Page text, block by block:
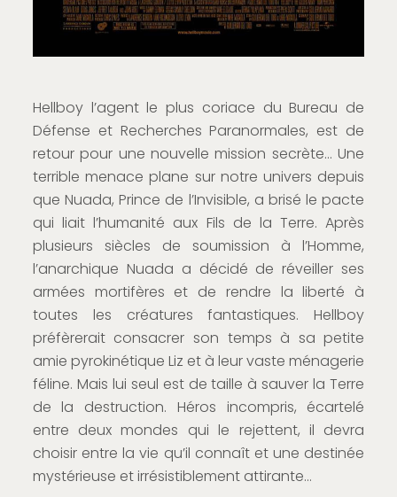
Hellboy l’agent le plus coriace du Bureau de
Défense et Recherches Paranormales, est de
retour pour une nouvelle mission secrète… Une
terrible menace plane sur notre univers depuis
que Nuada, Prince de l’Invisible, a brisé le pacte
qui liait l’humanité aux Fils de la Terre. Après
plusieurs siècles de soumission à l’Homme,
l’anarchique Nuada a décidé de réveiller ses
armées mortifères et de rendre la liberté à
toutes les créatures fantastiques. Hellboy
préfèrerait consacrer son temps à sa petite
amie pyrokinétique Liz et à leur vaste ménagerie
féline. Mais lui seul est de taille à sauver la Terre
de la destruction. Héros incompris, écartelé
entre deux mondes qui le rejettent, il devra
choisir entre la vie qu’il connaît et une destinée
mystérieuse et irrésistiblement attirante…